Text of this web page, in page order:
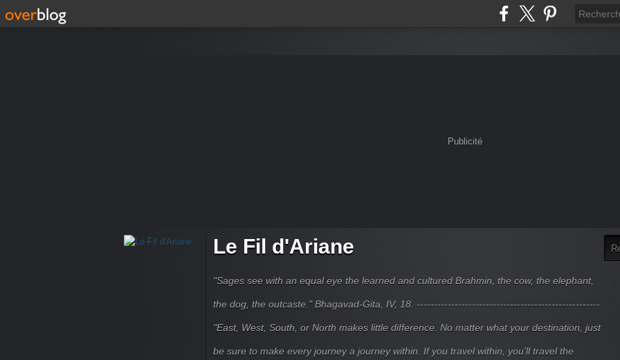
Publicité
Le Fil d'Ariane
"Sages see with an equal eye the learned and cultured Brahmin, the cow, the elephant,
the dog, the outcaste." Bhagavad-Gita, IV, 18. -----------------------------------------------------
"East, West, South, or North makes little difference. No matter what your destination, just
be sure to make every journey a journey within. If you travel within, you’ll travel the